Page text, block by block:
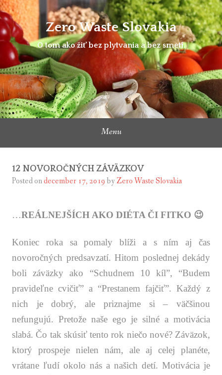
Skip
to
content
Zero Waste Slovakia
O tom ako žiť bez plytvania a bez smetí.
Menu
12 NOVOROČNÝCH ZÁVÄZKOV
Posted ondecember 17, 2019by Zero Waste Slovakia
…REÁLNEJŠÍCH AKO DIÉTA ČI FITKO 😉
Koniec roka sa pomaly blíži a s ním aj čas
novoročných predsavzatí. Hitom poslednej dekády
boli záväzky ako “Schudnem 10 kíl”, “Budem
pravideľne cvičiť” a “Prestanem fajčiť”. Každý z
nich je dobrý, ale priznajme si – väčšinou
nefungujú. Pretože naše ego je silné a motivácia
slabá. Čo tak skúsiť tento rok niečo nové? Záväzok,
ktorý prospeje nielen nám, ale aj celej planéte,
vrátane ľudí okolo nás a našich detí. Motivácia je